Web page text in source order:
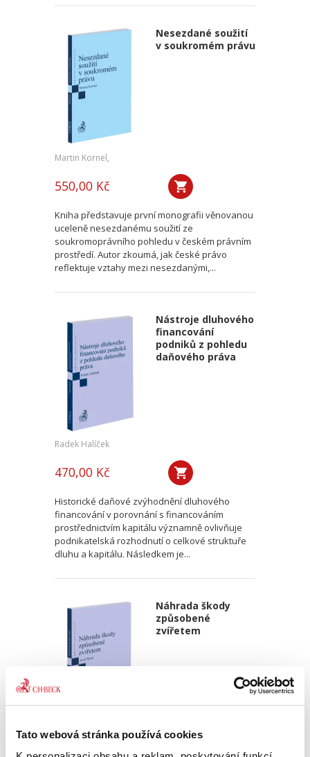
Tato webová stránka používá cookies
Nesezdané soužití
v soukromém právu
Martin Kornel,
550,00 Kč
Kniha představuje první monografii věnovanou
uceleně nesezdanému soužití ze
soukromoprávního pohledu v českém právním
prostředí. Autor zkoumá, jak české právo
reflektuje vztahy mezi nesezdanými,...
Nástroje dluhového
financování
podniků z pohledu
daňového práva
Radek Halíček
470,00 Kč
Historické daňové zvýhodnění dluhového
financování v porovnání s financováním
prostřednictvím kapitálu významně ovlivňuje
podnikatelská rozhodnutí o celkové struktuře
dluhu a kapitálu. Následkem je...
Náhrada škody
způsobené
zvířetem
Josef Bártů